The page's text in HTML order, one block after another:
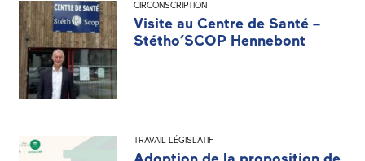
CIRCONSCRIPTION
Visite au Centre de Santé –
Stétho’SCOP Hennebont
TRAVAIL LÉGISLATIF